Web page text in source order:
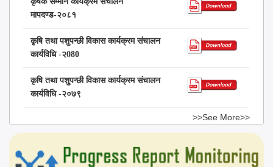
मापदण्ड-२०८१
कृषि तथा पशुपन्छी विकास कार्यक्रम संचालन
कार्यविधि -२080
कृषि तथा पशुपन्छी विकास कार्यक्रम संचालन
कार्यविधि -२०७९
>>See More>>